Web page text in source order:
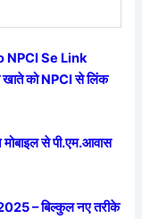
Se Link
को NPCI से लिंक
से पी.एम.आवास
– बिल्कुल नए तरीके